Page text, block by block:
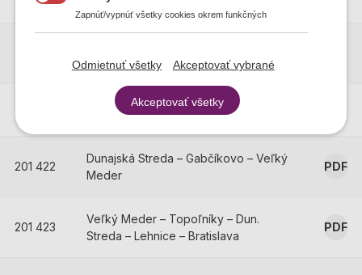
Gabčíkovo
Dunajská Streda – Kľúčovec
201 422
Dunajská Streda – Gabčíkovo – Veľký
Meder
PDF
201 423
Veľký Meder – Topoľníky – Dun.
Streda – Lehnice – Bratislava
PDF
Zapnúť/vypnúť všetky cookies okrem funkčných
Odmietnuť všetky Akceptovať vybrané
Akceptovať všetky